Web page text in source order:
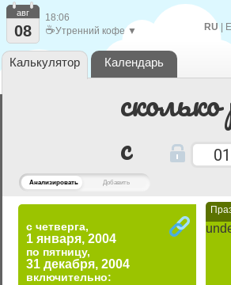
Анализировать Добавить
c
с четверга,
1 января, 2004
по пятницу,
31 декабря, 2004
включительно:
RU|
авг
08
18:06
☕Утренний кофе ▼
Калькулятор Календарь